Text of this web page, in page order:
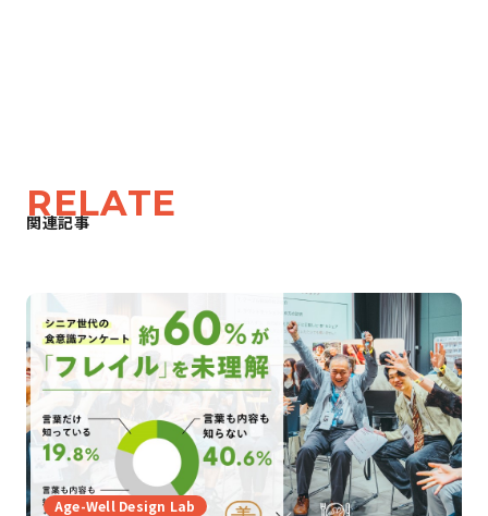
RELATE
関連記事
Age-Well Design Lab